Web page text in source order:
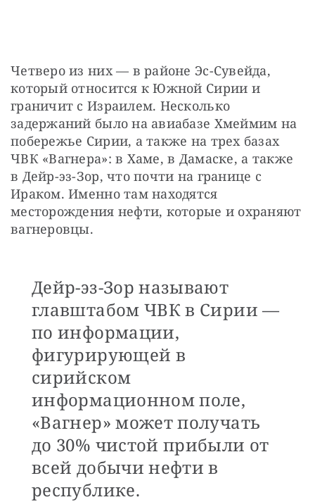
Четверо из них — в районе Эс-Сувейда,
который относится к Южной Сирии и
граничит с Израилем. Несколько
задержаний было на авиабазе Хмеймим на
побережье Сирии, а также на трех базах
ЧВК «Вагнера»: в Хаме, в Дамаске, а также
в Дейр-эз-Зор, что почти на границе с
Ираком. Именно там находятся
месторождения нефти, которые и охраняют
вагнеровцы.
Дейр-эз-Зор называют
главштабом ЧВК в Сирии —
по информации,
фигурирующей в
сирийском
информационном поле,
«Вагнер» может получать
до 30% чистой прибыли от
всей добычи нефти в
республике.